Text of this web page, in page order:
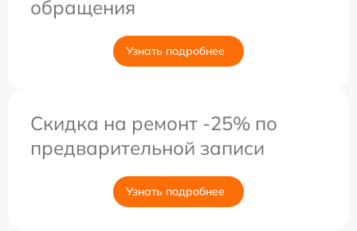
обращения
Узнать подробнее
Скидка на ремонт -25% по
предварительной записи
Узнать подробнее